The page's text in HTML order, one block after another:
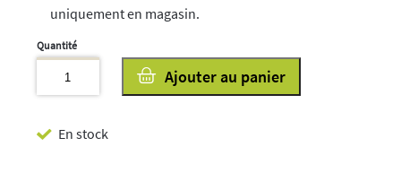
uniquement en magasin.
En stock
56V
Ajouter au panier